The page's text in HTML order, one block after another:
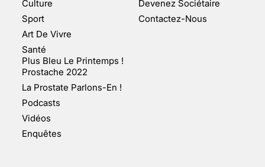
TOUJOURS PLUS
NOMBREUSES
Culture
Sport
Art De Vivre
Santé
Plus Bleu Le Printemps !
Prostache 2022
La Prostate Parlons-En !
Podcasts
Vidéos
Enquêtes
Devenez Sociétaire
Contactez-Nous